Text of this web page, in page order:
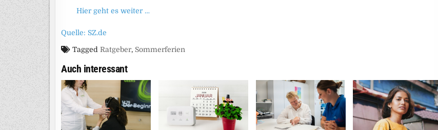
Hier geht es weiter …
Quelle: SZ.de
Tagged Ratgeber, Sommerferien
Auch interessant